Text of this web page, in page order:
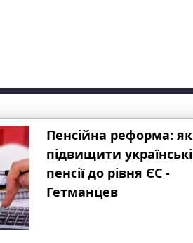
Пенсійна реформа: як
підвищити українські
пенсії до рівня ЄС -
Гетманцев